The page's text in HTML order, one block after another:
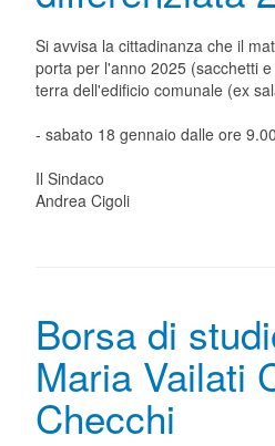
Si avvisa la cittadinanza che il
porta per l'anno 2025 (sacchetti
terra dell'edificio comunale (ex
- sabato 18 gennaio dalle ore
Il Sindaco
Andrea Cigoli
Borsa di
Maria Vailati
Checchi